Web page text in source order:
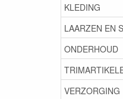
KLEDING
LAARZEN EN
ONDERHOUD
VERZORGING